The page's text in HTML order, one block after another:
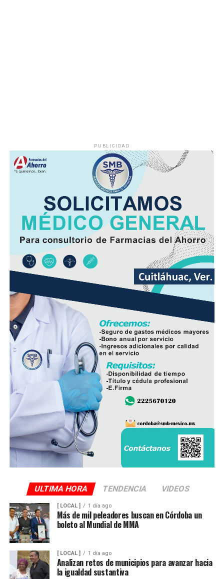
Dulce María Alducin Vallejo, habitante de la comunidad,
explicó que la petición fue presentada ante las
autoridades municipales y que, tras las gestiones
realizadas en conjunto con Hidrosistema, fue posible
concretar la obra que hoy permite mejorar el
suministro.
Además de incrementar la capacidad de conducción, la
nueva infraestructura incorpora válvulas y materiales de
mayor resistencia, lo que permitirá mantener una mejor
operación del sistema y disminuir las afectaciones
derivadas de fallas en la red.
Con esta ampliación, las autoridades municipales buscan
fortalecer la infraestructura hidráulica en las
comunidades rurales y mejorar el acceso al agua potable
para cientos de familias que durante años enfrentaron
un servicio irregular.
PUBLICIDAD
ULTIMA HORA TENDENCIA VIDEOS
[ LOCAL ] 1 día ago
Más de mil peleadores buscan en Córdoba un
boleto al Mundial de MMA
[ LOCAL ] 1 día ago
Analizan retos de municipios para avanzar hacia
la igualdad sustantiva